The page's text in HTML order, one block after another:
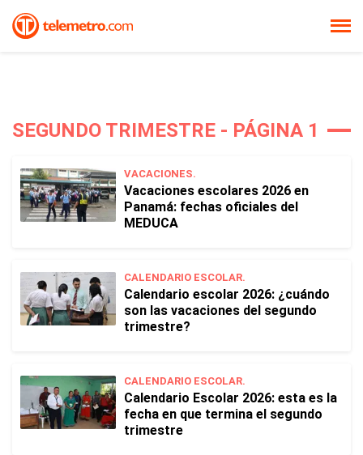
SEGUNDO TRIMESTRE - PÁGINA 1
VACACIONES.
Vacaciones escolares 2026 en
Panamá: fechas oficiales del
MEDUCA
CALENDARIO ESCOLAR.
Calendario escolar 2026: ¿cuándo
son las vacaciones del segundo
trimestre?
CALENDARIO ESCOLAR.
Calendario Escolar 2026: esta es la
fecha en que termina el segundo
trimestre